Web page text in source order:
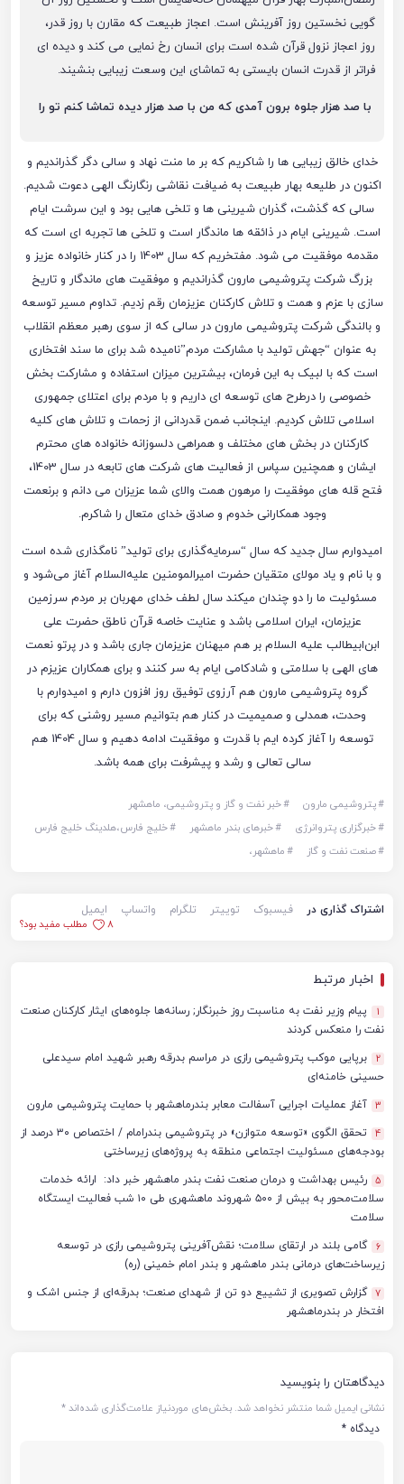
گویی نخستین روز آفرینش است. اعجاز طبیعت که مقارن با روز قدر،
روز اعجاز نزول قرآن شده است برای انسان رخ نمایی می کند و دیده ای
فراتر از قدرت انسان بایستی به تماشای این وسعت زیبایی بنشیند.
با صد هزار جلوه برون آمدی که من با صد هزار دیده تماشا کنم تو را
خدای خالق زیبایی ها را شاکریم که بر ما منت نهاد و سالی دگر گذراندیم و
اکنون در طلیعه بهار طبیعت به ضیافت نقاشی رنگارنگ الهی دعوت شدیم.
سالی که گذشت، گذران شیرینی ها و تلخی هایی بود و این سرشت ایام
است. شیرینی ایام در ذائقه ها ماندگار است و تلخی ها تجربه ای است که
مقدمه موفقیت می شود. مفتخریم که سال 1403 را در کنار خانواده عزیز و
بزرگ شرکت پتروشیمی مارون گذراندیم و موفقیت های ماندگار و تاریخ
سازی با عزم و همت و تلاش کارکنان عزیزمان رقم زدیم. تداوم مسیر توسعه
و بالندگی شرکت پتروشیمی مارون در سالی که از سوی رهبر معظم انقلاب
به عنوان “جهش تولید با مشارکت مردم”نامیده شد برای ما سند افتخاری
است که با لبیک به این فرمان، بیشترین میزان استفاده و مشارکت بخش
خصوصی را درطرح های توسعه ای داریم و با مردم برای اعتلای جمهوری
اسلامی تلاش کردیم. اینجانب ضمن قدردانی از زحمات و تلاش های کلیه
کارکنان در بخش های مختلف و همراهی دلسوزانه خانواده های محترم
ایشان و همچنین سپاس از فعالیت های شرکت های تابعه در سال 1403،
فتح قله های موفقیت را مرهون همت والای شما عزیزان می دانم و برنعمت
وجود همکارانی خدوم و صادق خدای متعال را شاکرم.
امیدوارم سال جدید که سال “سرمایه‌گذاری برای تولید” نامگذاری شده است
و با نام و یاد مولای متقیان حضرت امیرالمومنین علیه‌السلام آغاز می‌شود و
مسئوليت ما را دو چندان میکند سال لطف خدای مهربان بر مردم سرزمین
عزیزمان، ایران اسلامی باشد و عنایت خاصه قرآن ناطق حضرت علی
ابن‌ابیطالب علیه السلام بر هم میهنان عزیزمان جاری باشد و در پرتو نعمت
های الهی با سلامتی و شادکامی ایام به سر کنند و برای همکاران عزیزم در
گروه پتروشیمی مارون هم آرزوی توفیق روز افزون دارم و امیدوارم با
وحدت، همدلی و صمیمیت در کنار هم بتوانیم مسیر روشنی که برای
توسعه را آغاز کرده ایم با قدرت و موفقیت ادامه دهیم و سال 1404 هم
سالی تعالی و رشد و پیشرفت برای همه باشد.
#پتروشیمی مارون #خبر نفت و گاز و پتروشیمی، ماهشهر
#خبرگزاری پتروانرژی #خبرهای بندر ماهشهر #خلیج فارس،هلدینگ خلیج فارس
#صنعت نفت و گاز #ماهشهر،
اشتراک گذاری در فیسبوک توییتر تلگرام واتساپ
ایمیل
8
مطلب مفید بود؟
اخبار مرتبط
1
پیام وزیر نفت به مناسبت روز خبرنگار; رسانه‌ها جلوه‌های ایثار کارکنان صنعت
نفت را منعکس کردند
2
برپایی موکب پتروشیمی رازی در مراسم بدرقه رهبر شهید امام سیدعلی
حسینی خامنه‌ای
3 آغاز عملیات اجرایی آسفالت معابر بندرماهشهر با حمایت پتروشیمی مارون
4
تحقق الگوی «توسعه متوازن» در پتروشیمی بندرامام / اختصاص ۳۰ درصد از
بودجه‌های مسئولیت اجتماعی منطقه به پروژه‌های زیرساختی
5 رئیس بهداشت و درمان صنعت نفت بندر ماهشهر خبر داد: ارائه خدمات
سلامت‌محور به بیش از ۵۰۰ شهروند ماهشهری طی ۱۰ شب فعالیت ایستگاه
سلامت
6
گامی بلند در ارتقای سلامت؛ نقش‌آفرینی پتروشیمی رازی در توسعه
زیرساخت‌های درمانی بندر ماهشهر و بندر امام خمینی (ره)
7 گزارش تصویری از تشییع دو تن از شهدای صنعت؛ بدرقه‌ای از جنس اشک و
افتخار در بندرماهشهر
دیدگاهتان را بنویسید
نشانی ایمیل شما منتشر نخواهد شد. بخش‌های موردنیاز علامت‌گذاری شده‌اند*
دیدگاه *